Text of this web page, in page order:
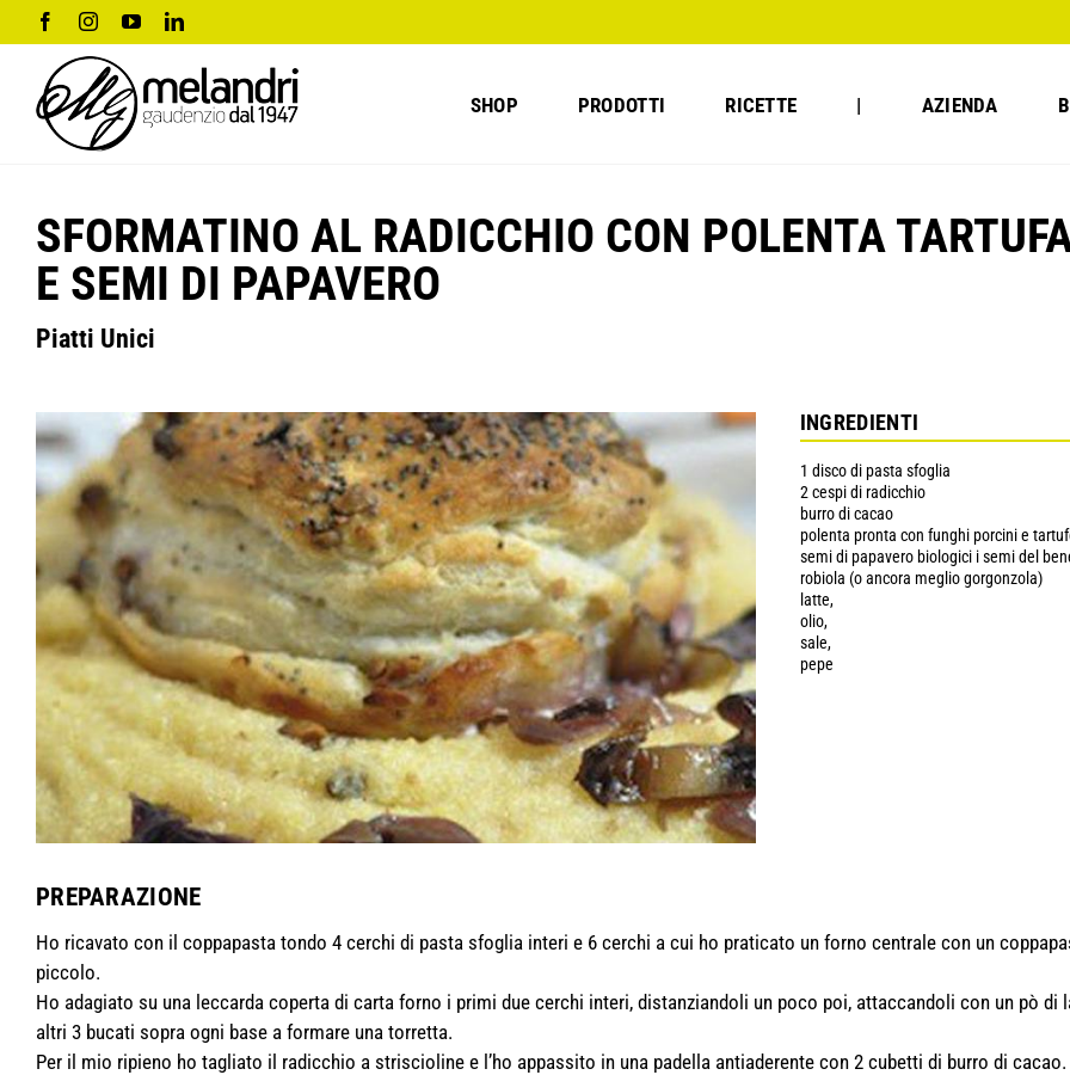
al
contenuto
FacebookInstagramYouTubeLinkedIn
SHOP PRODOTTI RICETTE | AZIENDA
SFORMATINO AL RADICCHIO CON POLENTA
E SEMI DI PAPAVERO
Piatti Unici
INGREDIENTI
1 disco di pasta sfoglia
2 cespi di radicchio
burro di cacao
polenta pronta con funghi porcini e
semi di papavero biologici i semi del
robiola (o ancora meglio gorgonzola)
latte,
olio,
sale,
pepe
PREPARAZIONE
Ho ricavato con il coppapasta tondo 4 cerchi di pasta sfoglia interi e 6 cerchi a cui ho praticato un forno centrale con un
piccolo.
Ho adagiato su una leccarda coperta di carta forno i primi due cerchi interi, distanziandoli un poco poi, attaccandoli con un pò di
altri 3 bucati sopra ogni base a formare una torretta.
Per il mio ripieno ho tagliato il radicchio a striscioline e l’ho appassito in una padella antiaderente con 2 cubetti di burro di cacao.